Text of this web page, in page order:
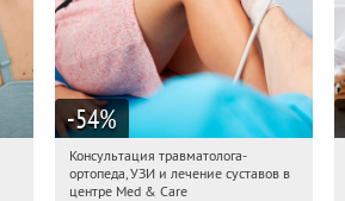
-54%
07:21:46 Получили:
Тверская
Консультация травматолога-
ортопеда, УЗИ и лечение суставов в
центре Med & Care